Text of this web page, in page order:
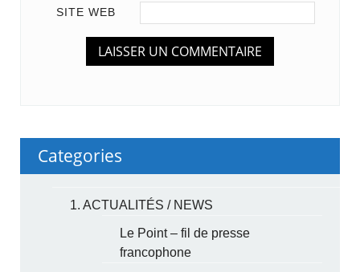
SITE WEB
Categories
1. ACTUALITÉS / NEWS
Le Point – fil de presse
francophone